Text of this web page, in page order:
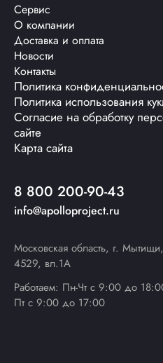
Сервис
О компании
Доставка и оплата
Новости
Контакты
Политика
Политика использования
Согласие на обработку
сайте
Карта сайта
8 800 200-90-43
info@apolloproject.ru
Московская область, г.
4529, вл.1А
Работаем: Пн-Чт с 9:00 до
Пт с 9:00 до 17:00